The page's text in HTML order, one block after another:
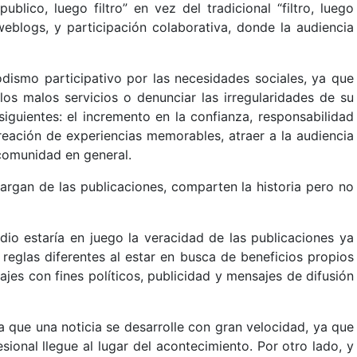
luego filtro” en vez del tradicional “filtro, luego
y participación colaborativa, donde la audiencia
participativo por las necesidades sociales, ya que
malos servicios o denunciar las irregularidades de su
el incremento en la confianza, responsabilidad
de experiencias memorables, atraer a la audiencia
en general.
de las publicaciones, comparten la historia pero no
estaría en juego la veracidad de las publicaciones ya
diferentes al estar en busca de beneficios propios
con fines políticos, publicidad y mensajes de difusión
que una noticia se desarrolle con gran velocidad, ya que
llegue al lugar del acontecimiento. Por otro lado, y